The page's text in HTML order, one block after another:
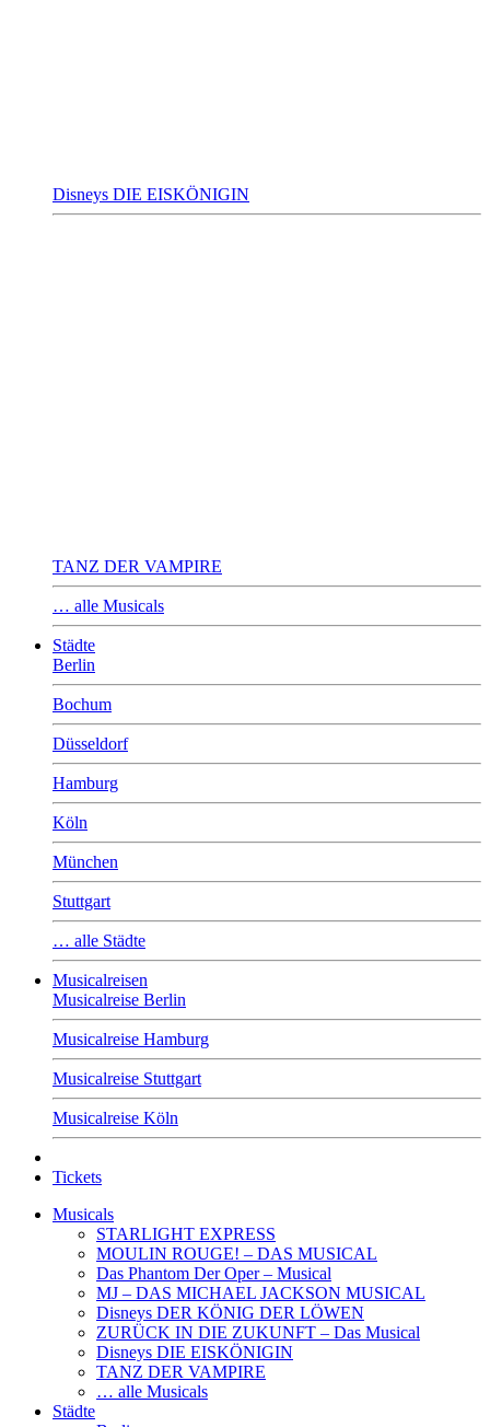
Disneys DIE EISKÖNIGIN
TANZ DER VAMPIRE
… alle Musicals
Städte
Berlin
Bochum
Düsseldorf
Hamburg
Köln
München
Stuttgart
… alle Städte
Musicalreisen
Musicalreise Berlin
Musicalreise Hamburg
Musicalreise Stuttgart
Musicalreise Köln
Tickets
Musicals
STARLIGHT EXPRESS
MOULIN ROUGE! – DAS MUSICAL
Das Phantom Der Oper – Musical
MJ – DAS MICHAEL JACKSON MUSICAL
Disneys DER KÖNIG DER LÖWEN
ZURÜCK IN DIE ZUKUNFT – Das Musical
Disneys DIE EISKÖNIGIN
TANZ DER VAMPIRE
… alle Musicals
Städte